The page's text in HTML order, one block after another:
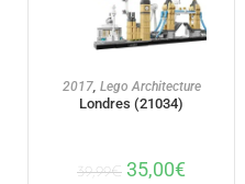
AJOUTER AU PANIER
2017, Lego Architecture
Londres (21034)
39,99€ 35,00€